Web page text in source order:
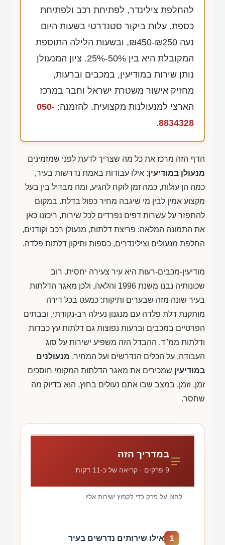
להחלפת צילינדר, לפתיחת רכב ולפתיחת
כספת. עלות ביקור סטנדרטי בשעות היום
נעה ₪450-₪250, ובשעות הלילה התוספת
המקובלת היא בין 50%-25%. ציון המנעולן
נותן שירות במודיעין, במכבים וברעות,
מחזיק אישור משטרת ישראל וחבר במרכז
הארצי למנעולנות מקצועית. להזמנה: 050-
8834328
.
הדף הזה מרכז את כל מה שצריך לדעת לפני שמזמינים
מנעולן במודיעין: אילו עבודות באמת נדרשות בעיר,
כמה הן עולות, כמה זמן לוקח להגיע, ומה מבדיל בין בעל
מקצוע אמין לבין מי שיגבה מחיר כפול בדלת. במקום
להתפזר על עשרות דפים נפרדים לכל שירות, ריכזנו כאן
את התמונה המלאה: פריצת דלתות, מנעולן רכב וקודנים,
החלפת מנעולים וצילינדרים, כספות ותיקון דלתות פלדה.
מודיעין-מכבים-רעות היא עיר צעירה יחסית. רוב
שכונותיה נבנו משנת 1996 והלאה, ולכן מאגר הדלתות
בעיר שונה מזה שבערים ותיקות: כמעט בכל דירה
מותקנת דלת פלדה עם מנגנון נעילה רב-נקודתי, ובבתים
הפרטיים במכבים וברעות נפוצות גם דלתות עץ כבדות
ודלתות ממ"ד. ההבדל הזה משפיע ישירות על סוג
העבודה, על הכלים הנדרשים ועל המחיר. מנעולנים
במודיעין שמכירים את מאגר הדלתות המקומי חוסכים
זמן, וזמן, במצב שבו אתם נעולים בחוץ, הוא בדיוק מה
שחסר.
במדריך הזה
9 פרקים · קריאה של כ-11 דקות
לחצו על פרק כדי לקפוץ ישירות אליו.
1 אילו שירותים נדרשים בעיר